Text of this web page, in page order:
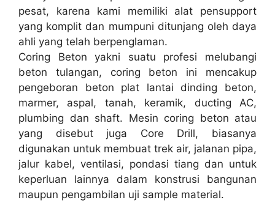
pesat, karena kami memiliki alat pensupport
yang komplit dan mumpuni ditunjang oleh daya
ahli yang telah berpenglaman.
Coring Beton yakni suatu profesi melubangi
beton tulangan, coring beton ini mencakup
pengeboran beton plat lantai dinding beton,
marmer, aspal, tanah, keramik, ducting AC,
plumbing dan shaft. Mesin coring beton atau
yang disebut juga Core Drill, biasanya
digunakan untuk membuat trek air, jalanan pipa,
jalur kabel, ventilasi, pondasi tiang dan untuk
keperluan lainnya dalam konstrusi bangunan
maupun pengambilan uji sample material.